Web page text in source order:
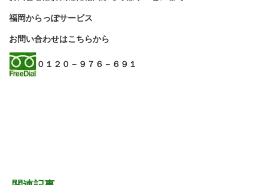
福岡からっぽサービス
お問い合わせはこちらから
０１２０－９７６－６９１